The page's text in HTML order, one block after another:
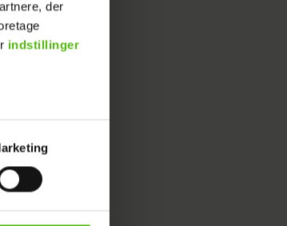
der
indstillinger
til dig.
data